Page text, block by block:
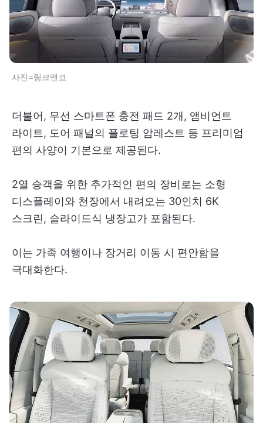
사진=링크앤코
더불어, 무선 스마트폰 충전 패드 2개, 앰비언트
라이트, 도어 패널의 플로팅 암레스트 등 프리미엄
편의 사양이 기본으로 제공된다.
2열 승객을 위한 추가적인 편의 장비로는 소형
디스플레이와 천장에서 내려오는 30인치 6K
스크린, 슬라이드식 냉장고가 포함된다.
이는 가족 여행이나 장거리 이동 시 편안함을
극대화한다.